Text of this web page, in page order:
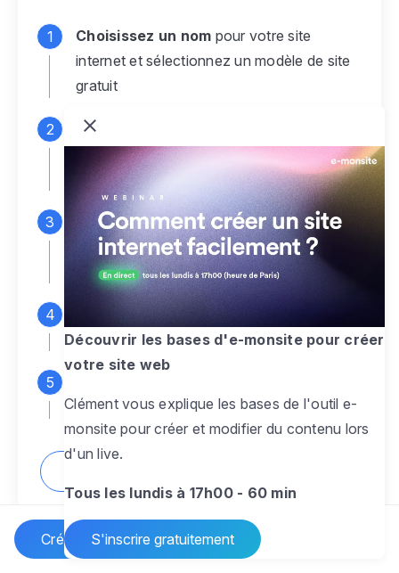
Créer un site Internet
Choisissez un nom pour votre site
internet et sélectionnez un modèle de site
gratuit
Connectez-vous
monsite gratuit pour accéder à votre
espace d'administration
Personnalisez entièrement le
designpour créer un site web sur-mesure,
à votre image
Ajoutez des pagessans limite pour
présenter votre activité, votre passion
pour rendre votre site dynamique
Découvrir les bases d'e-monsite pour créer
votre site web
Clément vous explique les bases de l'outil e-
monsite pour créer et modifier du contenu lors
d'un live.
Tous les lundis à 17h00 - 60 min
S'inscrire gratuitement